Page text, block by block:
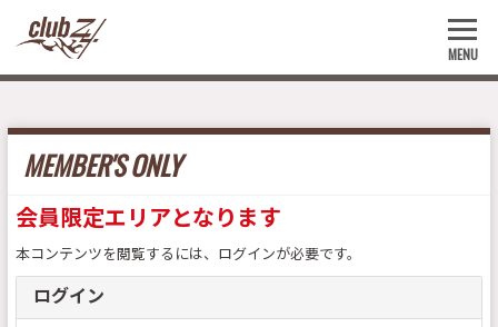
MENU
MEMBER'S ONLY
会員限定エリアとなります
本コンテンツを閲覧するには、ログインが必要です。
ログイン